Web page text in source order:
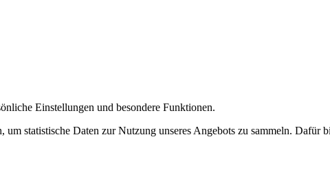
Einstellungen und besondere Funktionen.
statistische Daten zur Nutzung unseres Angebots zu sammeln. Dafür